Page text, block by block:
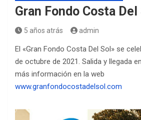
Gran Fondo Costa Del
5 años atrás admin
El «Gran Fondo Costa Del Sol» se
de octubre de 2021. Salida y llegada
más información en la web
www.granfondocostadelsol.com